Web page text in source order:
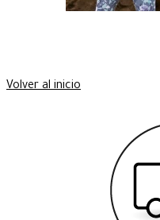
Volver al inicio